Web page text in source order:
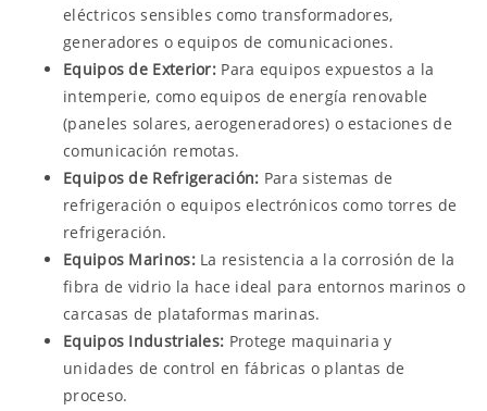
eléctricos sensibles como transformadores,
generadores o equipos de comunicaciones.
Equipos de Exterior: Para equipos expuestos a la
intemperie, como equipos de energía renovable
(paneles solares, aerogeneradores) o estaciones de
comunicación remotas.
Equipos de Refrigeración: Para sistemas de
refrigeración o equipos electrónicos como torres de
refrigeración.
Equipos Marinos:La resistencia a la corrosión de la
fibra de vidrio la hace ideal para entornos marinos o
carcasas de plataformas marinas.
Equipos Industriales: Protege maquinaria y
unidades de control en fábricas o plantas de
proceso.